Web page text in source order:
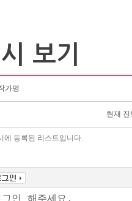
보기
가명
현재
에 등록된 리스트입니다.